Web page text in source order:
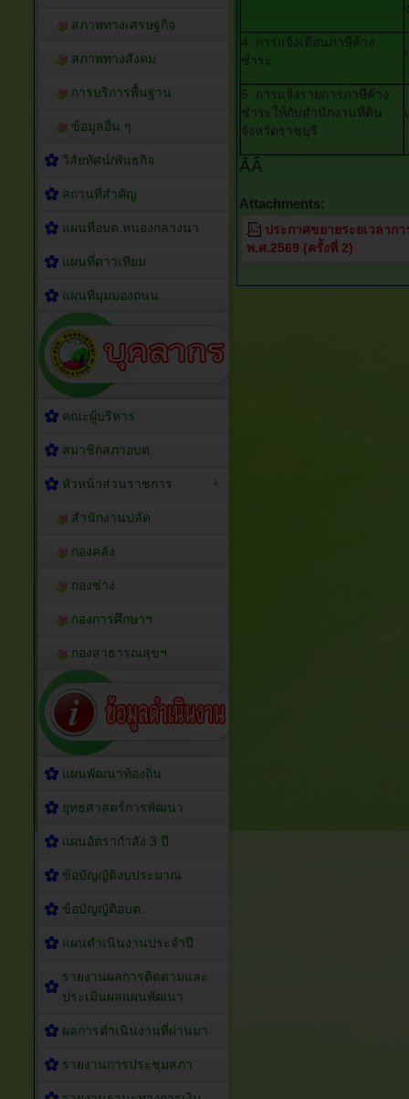
4. การแจ้งเตือนภาษีค้าง
ชำระ
5. การแจ้งรายการภาษีค้าง
ชำระให้กับสำนักงานที่ดิน
จังหวัดราชบุรี
ÃÂ
Attachments:
ประกาศขยายระยเวลาก
พ.ศ.2569 (ครั้งที่ 2)
สภาพทางเศรษฐกิจ
สภาพทางสังคม
การบริการพื้นฐาน
ข้อมูลอื่น ๆ
วิสัยทัศน์/พันธกิจ
สถานที่สำคัญ
แผนที่อบต.หนองกลางนา
แผนที่ดาวเทียม
แผนที่มุมมองถนน
คณะผู้บริหาร
สมาชิกสภาอบต.
หัวหน้าส่วนราชการ
สำนักงานปลัด
กองคลัง
กองช่าง
กองการศึกษาฯ
กองสาธารณสุขฯ
แผนพัฒนาท้องถิ่น
ยุทธศาสตร์การพัฒนา
แผนอัตรากำลัง 3 ปี
ข้อบัญญัติงบประมาณ
ข้อบัญญัติอบต.
แผนดำเนินงานประจำปี
รายงานผลการติดตามและ
ประเมินผลแผนพัฒนา
ผลการดำเนินงานที่ผ่านมา
รายงานการประชุมสภา